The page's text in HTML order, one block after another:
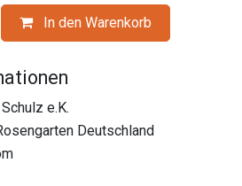
In den Warenkorb
e.K.
Deutschland